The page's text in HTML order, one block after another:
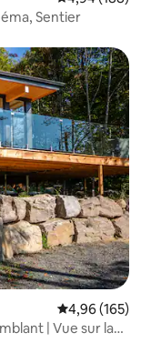
Sentier
Évaluation
4,96 (165)
| Vue sur la